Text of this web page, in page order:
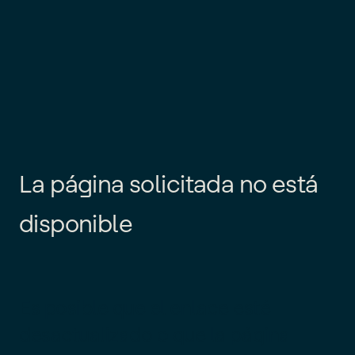
La página solicitada no está
disponible